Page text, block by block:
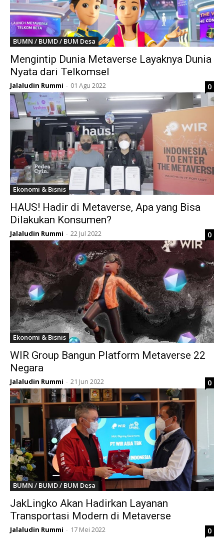
BUMN / BUMD / BUM Desa
Mengintip Dunia Metaverse Layaknya Dunia
Nyata dari Telkomsel
Jalaludin Rummi - 01 Agu 2022 0
Ekonomi & Bisnis
HAUS! Hadir di Metaverse, Apa yang Bisa
Dilakukan Konsumen?
Jalaludin Rummi - 22 Jul 2022 0
Ekonomi & Bisnis
WIR Group Bangun Platform Metaverse 22
Negara
Jalaludin Rummi - 21 Jun 2022 0
BUMN / BUMD / BUM Desa
JakLingko Akan Hadirkan Layanan
Transportasi Modern di Metaverse
Jalaludin Rummi - 17 Mei 2022 0